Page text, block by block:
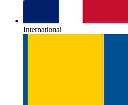
International